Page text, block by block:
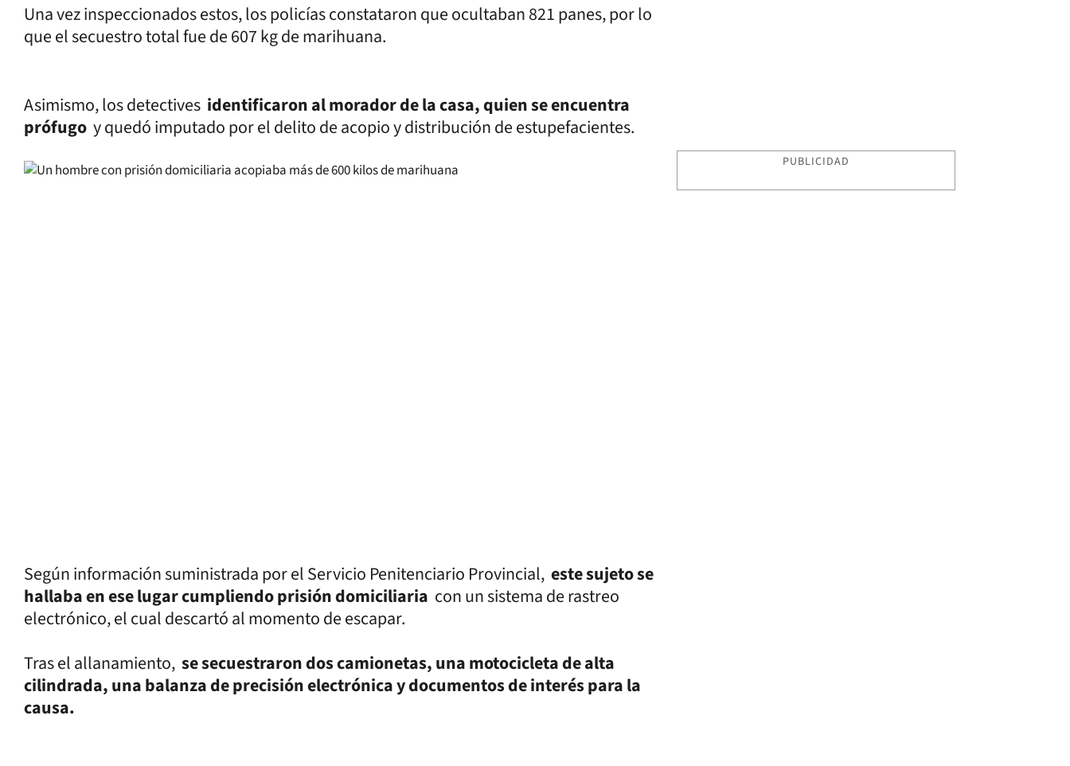
Una vez inspeccionados estos, los policías constataron que ocultaban 821 panes, por lo
que el secuestro total fue de 607 kg de marihuana.
Asimismo, los detectives identificaron al morador de la casa, quien se encuentra
prófugo y quedó imputado por el delito de acopio y distribución de estupefacientes.
Según información suministrada por el Servicio Penitenciario Provincial, este sujeto se
hallaba en ese lugar cumpliendo prisión domiciliaria con un sistema de rastreo
electrónico, el cual descartó al momento de escapar.
Tras el allanamiento, se secuestraron dos camionetas, una motocicleta de alta
cilindrada, una balanza de precisión electrónica y documentos de interés para la
causa.
PUBLICIDAD